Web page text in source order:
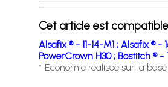
Cet article est
Alsafix ® - 11-14-M1 ; Alsafix ® -
PowerCrown H30 ; Bostitch ® -
* Economie réalisée sur la